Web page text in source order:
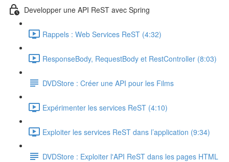
Developper une API ReST avec Spring
Rappels : Web Services ReST (4:32)
ResponseBody, RequestBody et RestController (8:03)
DVDStore : Créer une API pour les Films
Expérimenter les services ReST (4:10)
Exploiter les services ReST dans l’application (9:34)
DVDStore : Exploiter l'API ReST dans les pages HTML